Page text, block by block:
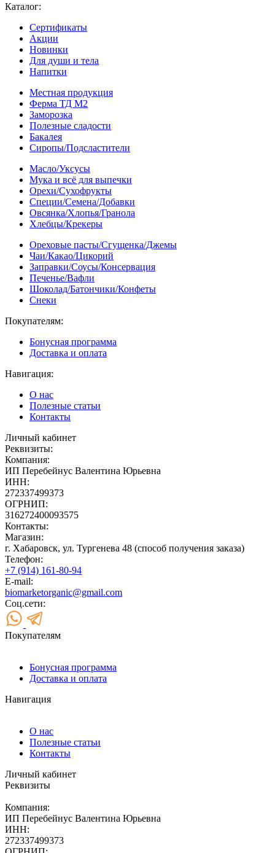
Каталог:
Сертификаты
Акции
Новинки
Для души и тела
Напитки
Местная продукция
Ферма ТД М2
Заморозка
Полезные сладости
Бакалея
Сиропы/Подсластители
Масло/Уксусы
Мука и всё для выпечки
Орехи/Сухофрукты
Специи/Семена/Добавки
Овсянка/Хлопья/Гранола
Хлебцы/Крекеры
Ореховые пасты/Сгущенка/Джемы
Чаи/Какао/Цикорий
Заправки/Соусы/Консервация
Печенье/Вафли
Шоколад/Батончики/Конфеты
Снеки
Покупателям:
Бонусная программа
Доставка и оплата
Навигация:
О нас
Полезные статьи
Контакты
Личный кабинет
Реквизиты:
Компания:
ИП Перебейнус Валентина Юрьевна
ИНН:
272337499373
ОГРНИП:
316272400093575
Контакты:
Магазин:
г. Хабаровск, ул. Тургенева 48 (способ получения заказа)
Телефон:
+7 (914) 161-80-94
E-mail:
biomarketorganic@gmail.com
Соц.сети:
Покупателям
Бонусная программа
Доставка и оплата
Навигация
О нас
Полезные статьи
Контакты
Личный кабинет
Реквизиты
Компания:
ИП Перебейнус Валентина Юрьевна
ИНН:
272337499373